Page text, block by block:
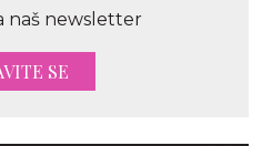
naš newsletter
SE